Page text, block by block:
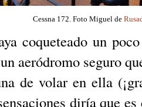
Cessna 172. Foto Miguel de
coqueteado un
aeródromo seguro
de volar en ella
diría que